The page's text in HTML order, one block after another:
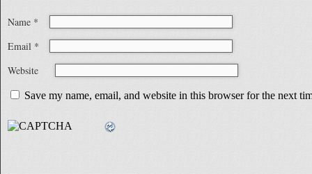
Name *
Email *
Website
Save my name, email, and website in this browser for the next